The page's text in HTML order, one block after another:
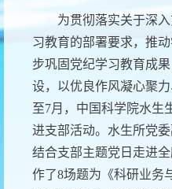
为贯彻落实关于深
习教育的部署要求，推动
步巩固党纪学习教育成
设，以优良作风凝心聚力
至7月，中国科学院水生
进支部活动。水生所党
结合支部主题党日走进
作了8场题为《科研业务